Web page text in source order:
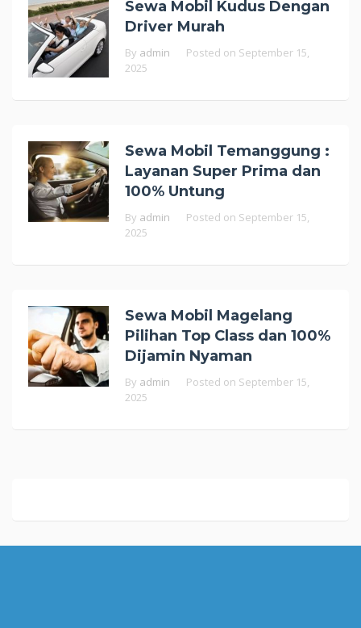
Sewa Mobil Kudus Dengan
Driver Murah
By admin Posted on September 15,
2025
Sewa Mobil Temanggung :
Layanan Super Prima dan
100% Untung
By admin Posted on September 15,
2025
Sewa Mobil Magelang
Pilihan Top Class dan 100%
Dijamin Nyaman
By admin Posted on September 15,
2025